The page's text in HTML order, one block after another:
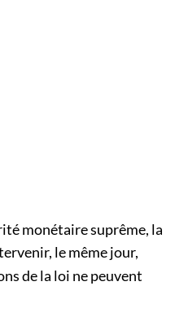
monétaire suprême, la
le même jour,
de la loi ne peuvent